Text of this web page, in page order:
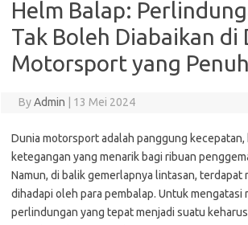
Helm Balap:
Tak Boleh Diabaikan di
Motorsport yang
ByAdmin 13 Mei 2024
Dunia motorsport adalah panggung kecepatan,
ketegangan yang menarik bagi ribuan
Namun, di balik gemerlapnya lintasan, terdapat
dihadapi oleh para pembalap. Untuk mengatasi
perlindungan yang tepat menjadi suatu